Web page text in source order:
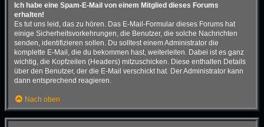
Ich habe eine Spam-E-Mail von einem Mitglied dieses Forums
erhalten!
Es tut uns leid, das zu hören. Das E-Mail-Formular dieses Forums hat
einige Sicherheitsvorkehrungen, die Benutzer, die solche Nachrichten
senden, identifizieren sollen. Du solltest einem Administrator die
komplette E-Mail, die du bekommen hast, weiterleiten. Dabei ist es ganz
wichtig, die Kopfzeilen (Headers) mitzuschicken. Diese enthalten Details
über den Benutzer, der die E-Mail verschickt hat. Der Administrator kann
dann entsprechend reagieren.
Nach oben